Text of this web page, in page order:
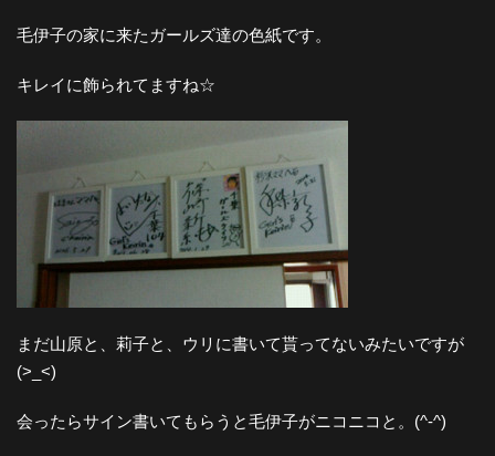
毛伊子の家に来たガールズ達の色紙です。
キレイに飾られてますね☆
まだ山原と、莉子と、ウリに書いて貰ってないみたいですが
(>_<)
会ったらサイン書いてもらうと毛伊子がニコニコと。(^-^)